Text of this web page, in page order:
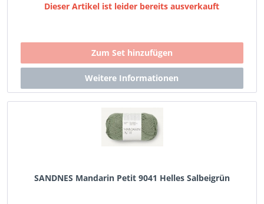
Dieser Artikel ist leider bereits ausverkauft
SANDNES Mandarin Petit 9041 Helles Salbeigrün